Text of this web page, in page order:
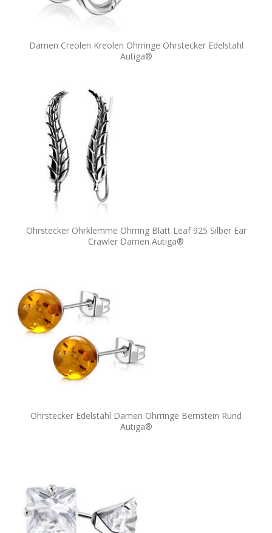
Damen Creolen Kreolen Ohrringe Ohrstecker Edelstahl
Autiga®
Ohrstecker Ohrklemme Ohrring Blatt Leaf 925 Silber Ear
Crawler Damen Autiga®
Ohrstecker Edelstahl Damen Ohrringe Bernstein Rund
Autiga®